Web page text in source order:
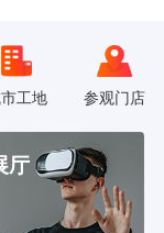
工地 参观门店
厅